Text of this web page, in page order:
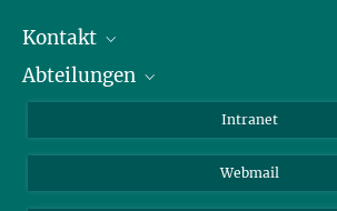
Z- ~ Central building (Zentralgebäude)
AS23a- ~ Berlin (SupraFAB)
Kontakt
Mitarbeiterverzeichnis
Abteilungen
Biomolekulare Systeme
Kolloidchemie
Intranet
Webmail